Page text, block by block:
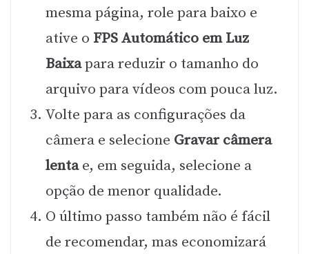
mesma página, role para baixo e
ative o FPS Automático em Luz
Baixapara reduzir o tamanho do
arquivo para vídeos com pouca luz.
Volte para as configurações da
câmera e selecione Gravar câmera
lentae, em seguida, selecione a
opção de menor qualidade.
O último passo também não é fácil
de recomendar, mas economizará